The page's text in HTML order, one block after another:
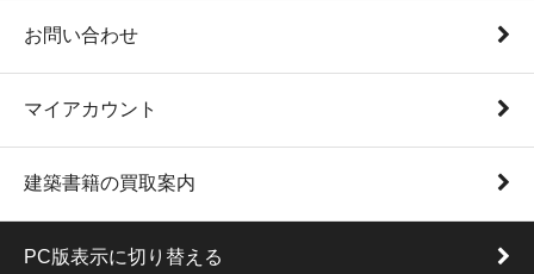
お問い合わせ
マイアカウント
建築書籍の買取案内
PC版表示に切り替える